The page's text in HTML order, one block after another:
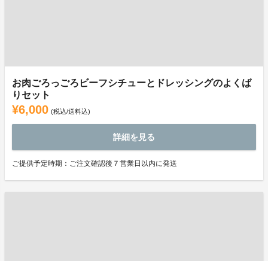
お肉ごろっごろビーフシチューとドレッシングのよくば
りセット
¥6,000 (税込/送料込)
詳細を見る
ご提供予定時期：ご注文確認後７営業日以内に発送